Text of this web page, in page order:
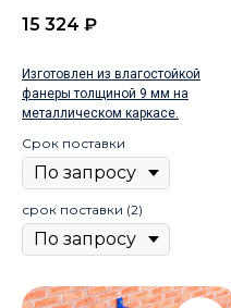
15 324 ₽
Изготовлен из влагостойкой
фанеры толщиной 9 мм на
металлическом каркасе.
Срок поставки
срок поставки (2)